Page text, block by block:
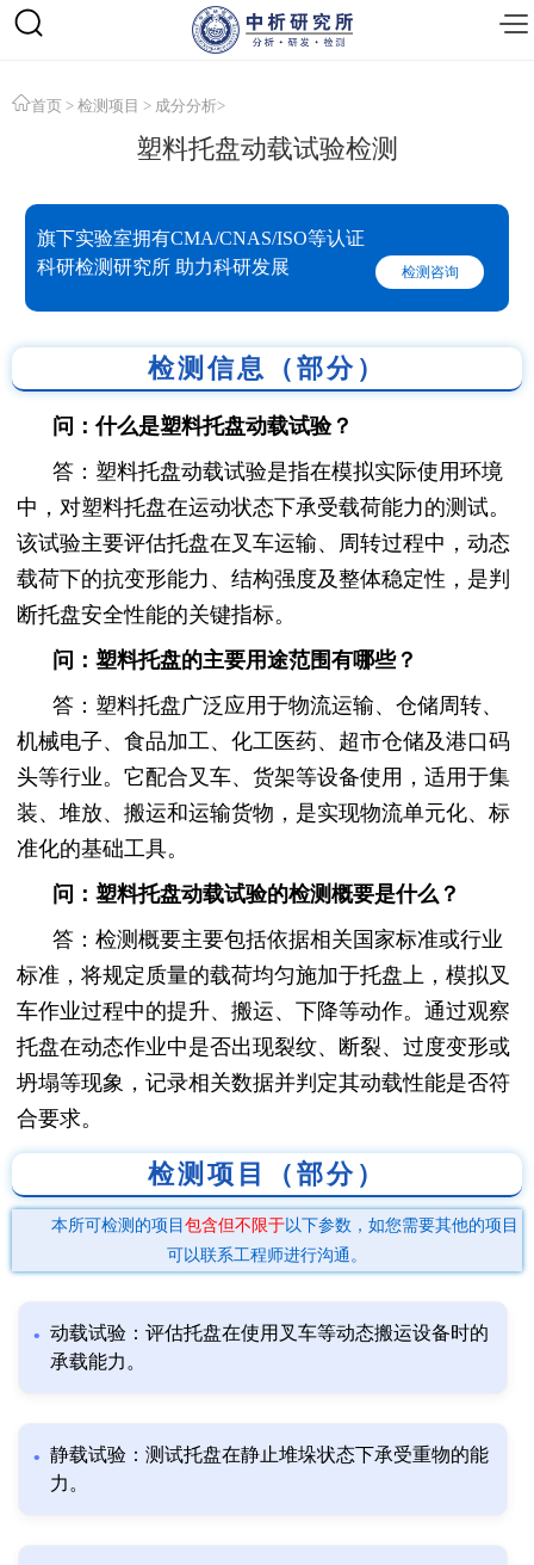
首页 > 检测项目 > 成分分析>
塑料托盘动载试验检测
旗下实验室拥有CMA/CNAS/ISO等认证
科研检测研究所 助力科研发展
检测咨询
检测信息（部分）
问：什么是塑料托盘动载试验？
答：塑料托盘动载试验是指在模拟实际使用环境
中，对塑料托盘在运动状态下承受载荷能力的测试。
该试验主要评估托盘在叉车运输、周转过程中，动态
载荷下的抗变形能力、结构强度及整体稳定性，是判
断托盘安全性能的关键指标。
问：塑料托盘的主要用途范围有哪些？
答：塑料托盘广泛应用于物流运输、仓储周转、
机械电子、食品加工、化工医药、超市仓储及港口码
头等行业。它配合叉车、货架等设备使用，适用于集
装、堆放、搬运和运输货物，是实现物流单元化、标
准化的基础工具。
问：塑料托盘动载试验的检测概要是什么？
答：检测概要主要包括依据相关国家标准或行业
标准，将规定质量的载荷均匀施加于托盘上，模拟叉
车作业过程中的提升、搬运、下降等动作。通过观察
托盘在动态作业中是否出现裂纹、断裂、过度变形或
坍塌等现象，记录相关数据并判定其动载性能是否符
合要求。
检测项目（部分）
本所可检测的项目 包含但不限于以下参数，如您需要其他的项目
可以联系工程师进行沟通。
动载试验：评估托盘在使用叉车等动态搬运设备时的
承载能力。
静载试验：测试托盘在静止堆垛状态下承受重物的能
力。